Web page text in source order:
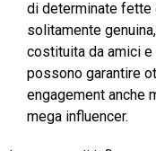
di determinate fette
solitamente
costituita da amici
possono garantire
engagement anche
mega influencer.